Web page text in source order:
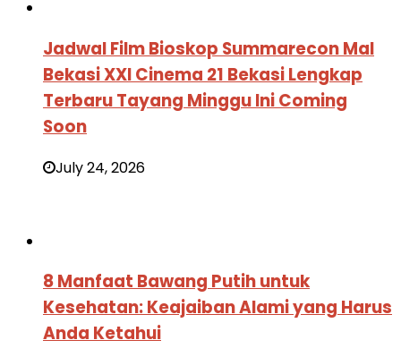
Jadwal Film Bioskop Summarecon Mal
Bekasi XXI Cinema 21 Bekasi Lengkap
Terbaru Tayang Minggu Ini Coming
Soon
July 24, 2026
8 Manfaat Bawang Putih untuk
Kesehatan: Keajaiban Alami yang Harus
Anda Ketahui